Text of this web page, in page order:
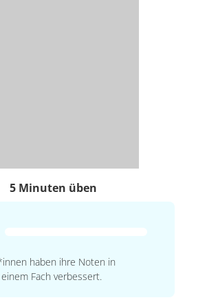
5 Minuten üben
haben ihre Noten in
Fach verbessert.